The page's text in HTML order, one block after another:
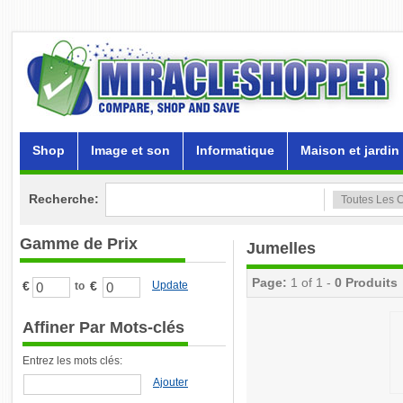
Shop Image et son Informatique Maison et jardin
Recherche:
Gamme de Prix
€ to € Update
Affiner Par Mots-clés
Entrez les mots clés:
Ajouter
Jumelles
Page: 1 of 1 - 0 Produits